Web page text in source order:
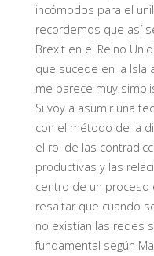
incómodos para el
recordemos que así
Brexit en el Reino
que sucede en la Isla
me parece muy
Si voy a asumir una
con el método de la
el rol de las
productivas y las
centro de un proceso
resaltar que cuando
no existían las redes
fundamental según